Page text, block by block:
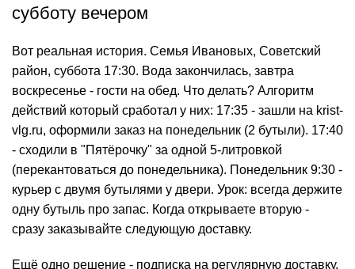
субботу вечером
Вот реальная история. Семья Ивановых, Советский
район, суббота 17:30. Вода закончилась, завтра
воскресенье - гости на обед. Что делать? Алгоритм
действий который сработал у них: 17:35 - зашли на krist-
vlg.ru, оформили заказ на понедельник (2 бутыли). 17:40
- сходили в "Пятёрочку" за одной 5-литровкой
(перекантоваться до понедельника). Понедельник 9:30 -
курьер с двумя бутылями у двери. Урок: всегда держите
одну бутыль про запас. Когда открываете вторую -
сразу заказывайте следующую доставку.
Ещё одно решение - подписка на регулярную доставку.